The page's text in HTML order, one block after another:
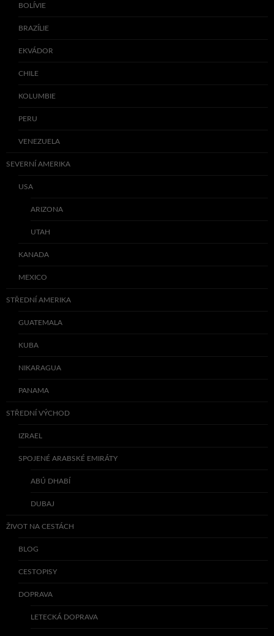
BOLÍVIE
BRAZÍLIE
EKVÁDOR
CHILE
KOLUMBIE
PERU
VENEZUELA
SEVERNÍ AMERIKA
USA
ARIZONA
UTAH
KANADA
MEXICO
STŘEDNÍ AMERIKA
GUATEMALA
KUBA
NIKARAGUA
PANAMA
STŘEDNÍ VÝCHOD
IZRAEL
SPOJENÉ ARABSKÉ EMIRÁTY
ABÚ DHABÍ
DUBAJ
ŽIVOT NA CESTÁCH
BLOG
CESTOPISY
DOPRAVA
LETECKÁ DOPRAVA